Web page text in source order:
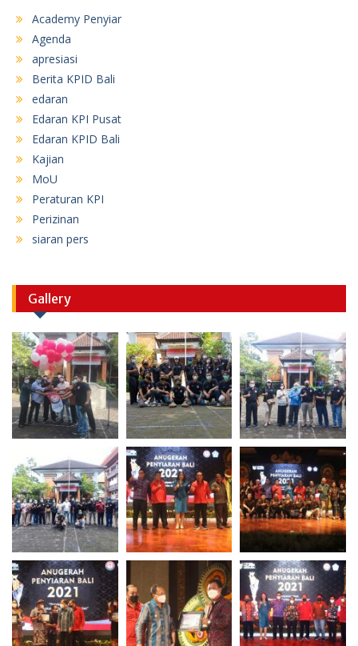
Academy Penyiar
Agenda
apresiasi
Berita KPID Bali
edaran
Edaran KPI Pusat
Edaran KPID Bali
Kajian
MoU
Peraturan KPI
Perizinan
siaran pers
Gallery